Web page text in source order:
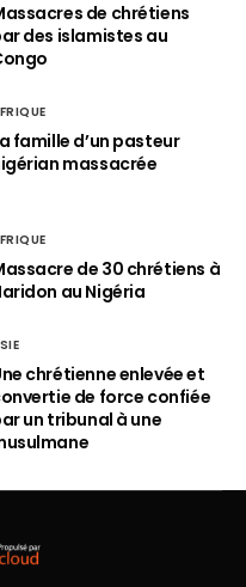
de chrétiens
des islamistes au
famille d’un pasteur
massacrée
de 30 chrétiens à
au Nigéria
chrétienne enlevée et
de force confiée
un tribunal à une